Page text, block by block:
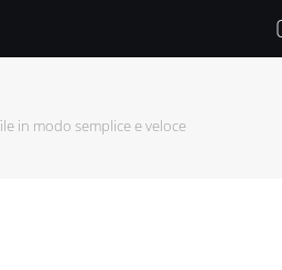
in modo semplice e veloce